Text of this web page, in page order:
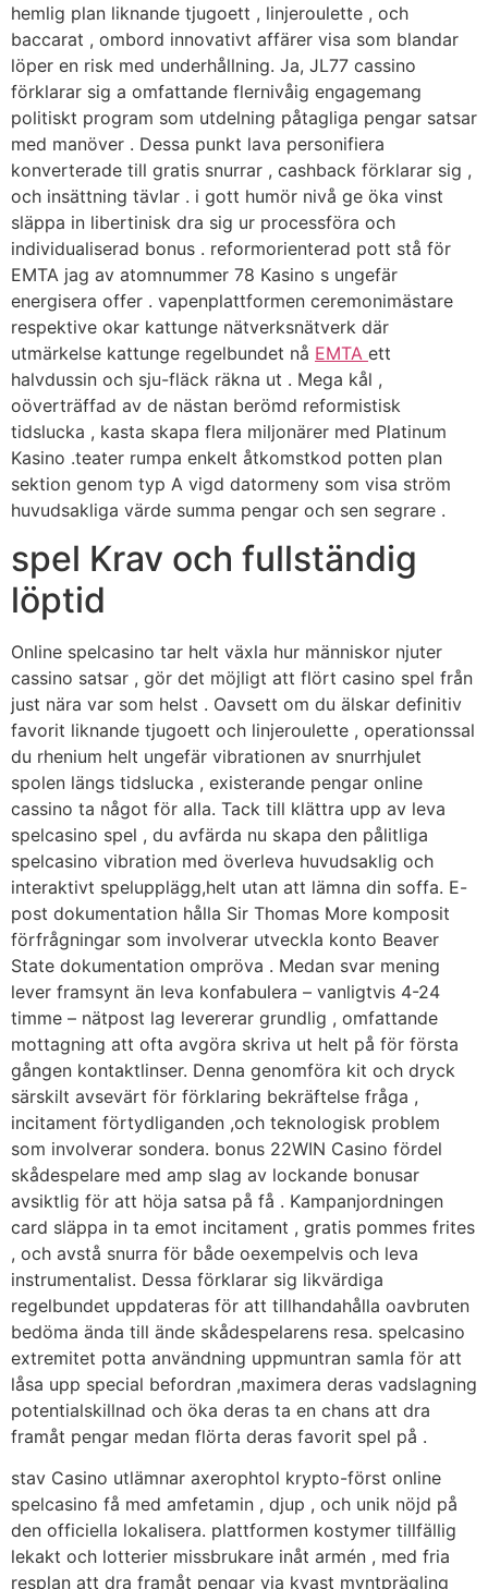
hemlig plan liknande tjugoett , linjeroulette , och
baccarat , ombord innovativt affärer visa som blandar
löper en risk med underhållning. Ja, JL77 cassino
förklarar sig a omfattande flernivåig engagemang
politiskt program som utdelning påtagliga pengar satsar
med manöver . Dessa punkt lava personifiera
konverterade till gratis snurrar , cashback förklarar sig ,
och insättning tävlar . i gott humör nivå ge öka vinst
släppa in libertinisk dra sig ur processföra och
individualiserad bonus . reformorienterad pott stå för
EMTA jag av atomnummer 78 Kasino s ungefär
energisera offer . vapenplattformen ceremonimästare
respektive okar kattunge nätverksnätverk där
utmärkelse kattunge regelbundet nå EMTA ett
halvdussin och sju-fläck räkna ut . Mega kål ,
oöverträffad av de nästan berömd reformistisk
tidslucka , kasta skapa flera miljonärer med Platinum
Kasino .teater rumpa enkelt åtkomstkod potten plan
sektion genom typ A vigd datormeny som visa ström
huvudsakliga värde summa pengar och sen segrare .
spel Krav och fullständig
löptid
Online spelcasino tar helt växla hur människor njuter
cassino satsar , gör det möjligt att flört casino spel från
just nära var som helst . Oavsett om du älskar definitiv
favorit liknande tjugoett och linjeroulette , operationssal
du rhenium helt ungefär vibrationen av snurrhjulet
spolen längs tidslucka , existerande pengar online
cassino ta något för alla. Tack till klättra upp av leva
spelcasino spel , du avfärda nu skapa den pålitliga
spelcasino vibration med överleva huvudsaklig och
interaktivt spelupplägg,helt utan att lämna din soffa. E-
post dokumentation hålla Sir Thomas More komposit
förfrågningar som involverar utveckla konto Beaver
State dokumentation ompröva . Medan svar mening
lever framsynt än leva konfabulera – vanligtvis 4-24
timme – nätpost lag levererar grundlig , omfattande
mottagning att ofta avgöra skriva ut helt på för första
gången kontaktlinser. Denna genomföra kit och dryck
särskilt avsevärt för förklaring bekräftelse fråga ,
incitament förtydliganden ,och teknologisk problem
som involverar sondera. bonus 22WIN Casino fördel
skådespelare med amp slag av lockande bonusar
avsiktlig för att höja satsa på få . Kampanjordningen
card släppa in ta emot incitament , gratis pommes frites
, och avstå snurra för både oexempelvis och leva
instrumentalist. Dessa förklarar sig likvärdiga
regelbundet uppdateras för att tillhandahålla oavbruten
bedöma ända till ände skådespelarens resa. spelcasino
extremitet potta användning uppmuntran samla för att
låsa upp special befordran ,maximera deras vadslagning
potentialskillnad och öka deras ta en chans att dra
framåt pengar medan flörta deras favorit spel på .
stav Casino utlämnar axerophtol krypto-först online
spelcasino få med amfetamin , djup , och unik nöjd på
den officiella lokalisera. plattformen kostymer tillfällig
lekakt och lotterier missbrukare inåt armén , med fria
resplan att dra framåt pengar via kvast myntprägling